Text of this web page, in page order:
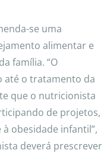
se uma
alimentar e
família. “O
até o tratamento da
que o nutricionista
de projetos,
obesidade infantil”,
deverá prescrever